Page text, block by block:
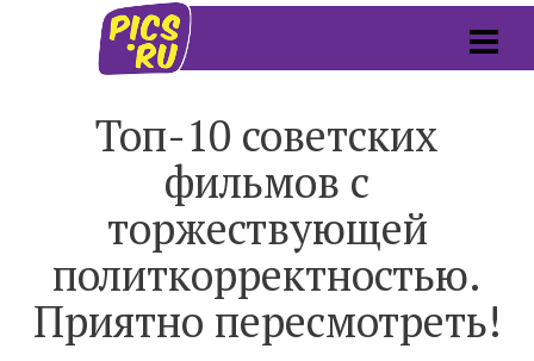
Топ-10 советских
фильмов с
торжествующей
политкорректностью.
Приятно пересмотреть!